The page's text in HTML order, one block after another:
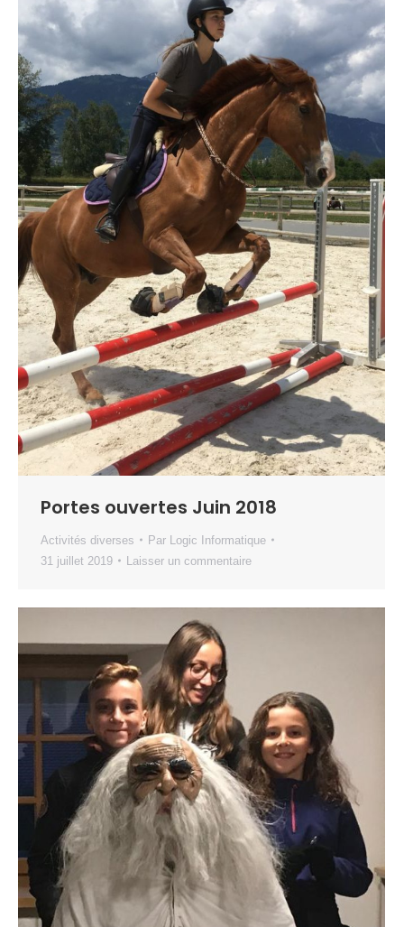
Portes ouvertes Juin 2018
Activités diverses Par
Logic Informatique
31 juillet 2019
Laisser un commentaire